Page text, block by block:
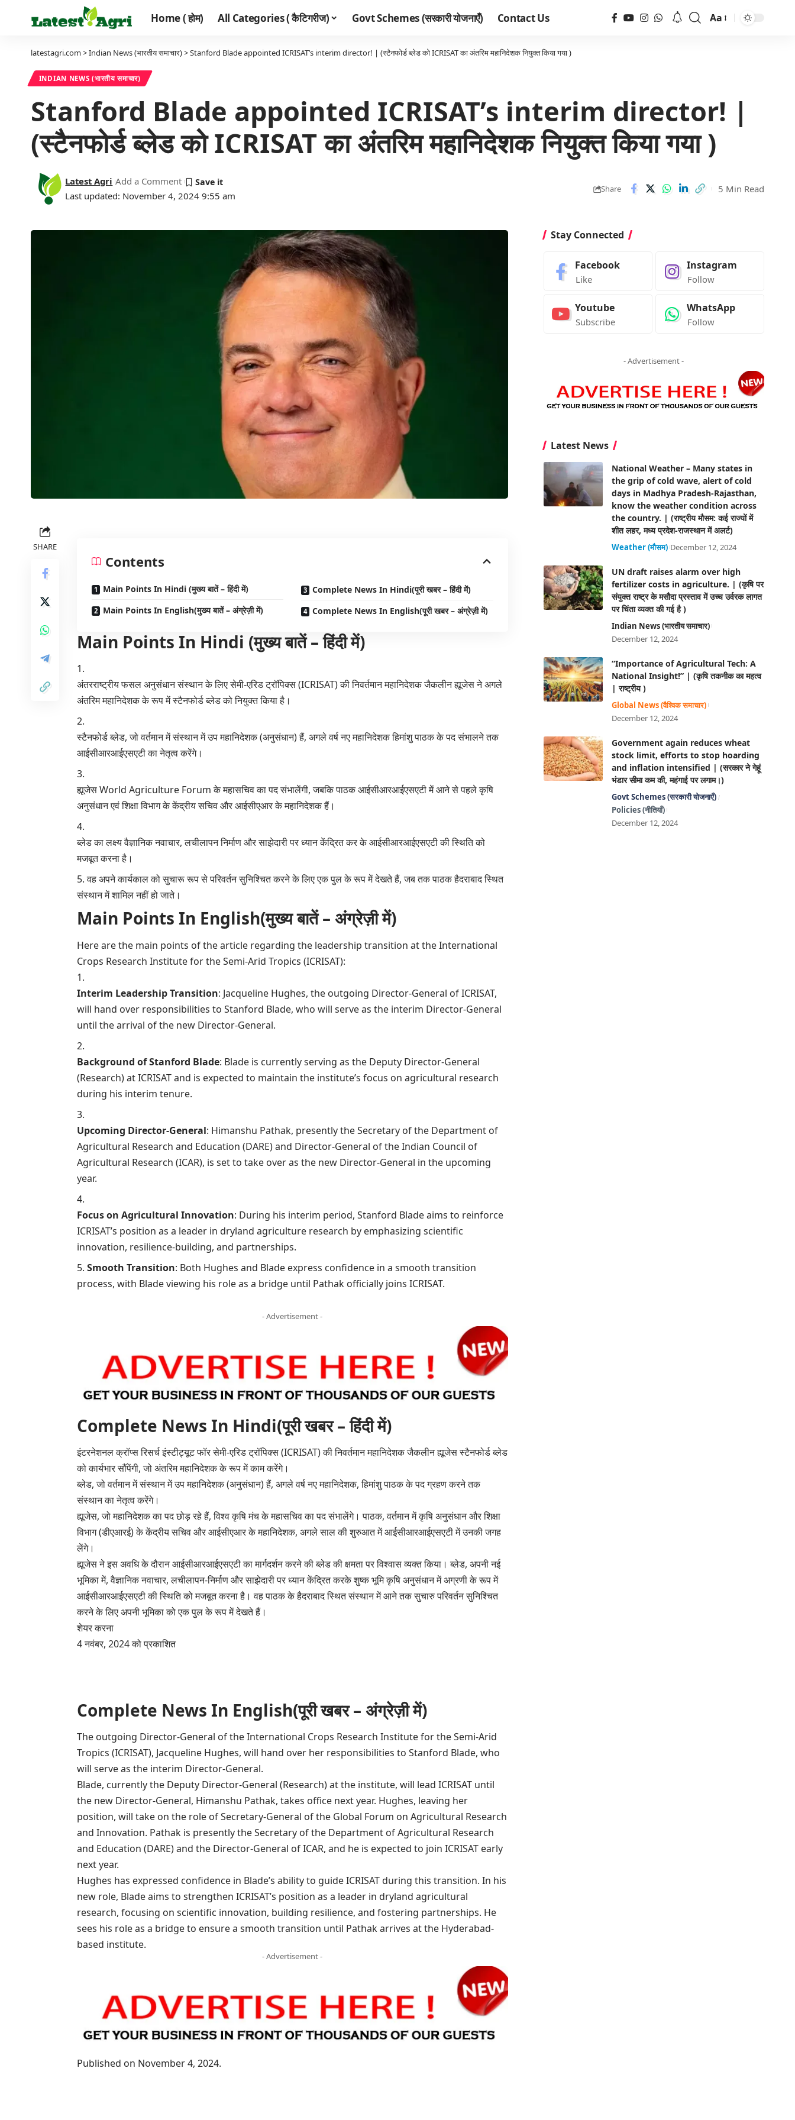
Home ( होम) All Categories ( कैटिगरीज) Govt Schemes (सरकारी योजनाएँ) Contact Us Aa
latestagri.com>Indian News (भारतीय समाचार)>Stanford Blade appointed ICRISAT’s interim director! | (स्टैनफोर्ड ब्लेड को ICRISAT का अंतरिम महानिदेशक नियुक्त किया गया )
INDIAN NEWS (भारतीय समाचार)
Stanford Blade appointed ICRISAT’s interim director! |
(स्टैनफोर्ड ब्लेड को ICRISAT का अंतरिम महानिदेशक नियुक्त किया गया )
Last updated: November 4, 2024 9:55 am
Latest Agri Add a Comment
Share 5 Min Read
SHARE
Contents
Main Points In Hindi (मुख्य बातें – हिंदी में)
Main Points In English(मुख्य बातें – अंग्रेज़ी में)
Complete News In Hindi(पूरी खबर – हिंदी में)
Complete News In English(पूरी खबर – अंग्रेज़ी में)
Main Points In Hindi (मुख्य बातें – हिंदी में)
अंतरराष्ट्रीय फसल अनुसंधान संस्थान के लिए सेमी-एरिड ट्रॉपिक्स (ICRISAT) की निवर्तमान महानिदेशक जैकलीन ह्यूजेस ने अगले
अंतरिम महानिदेशक के रूप में स्टैनफोर्ड ब्लेड को नियुक्त किया है।
स्टैनफोर्ड ब्लेड, जो वर्तमान में संस्थान में उप महानिदेशक (अनुसंधान) हैं, अगले वर्ष नए महानिदेशक हिमांशु पाठक के पद संभालने तक
आईसीआरआईएसएटी का नेतृत्व करेंगे।
ह्यूजेस World Agriculture Forum के महासचिव का पद संभालेंगी, जबकि पाठक आईसीआरआईएसएटी में आने से पहले कृषि
अनुसंधान एवं शिक्षा विभाग के केंद्रीय सचिव और आईसीएआर के महानिदेशक हैं।
ब्लेड का लक्ष्य वैज्ञानिक नवाचार, लचीलापन निर्माण और साझेदारी पर ध्यान केंद्रित कर के आईसीआरआईएसएटी की स्थिति को
मजबूत करना है।
वह अपने कार्यकाल को सुचारू रूप से परिवर्तन सुनिश्चित करने के लिए एक पुल के रूप में देखते हैं, जब तक पाठक हैदराबाद स्थित
संस्थान में शामिल नहीं हो जाते।
Main Points In English(मुख्य बातें – अंग्रेज़ी में)
Here are the main points of the article regarding the leadership transition at the International
Crops Research Institute for the Semi-Arid Tropics (ICRISAT):
Interim Leadership Transition: Jacqueline Hughes, the outgoing Director-General of ICRISAT,
will hand over responsibilities to Stanford Blade, who will serve as the interim Director-General
until the arrival of the new Director-General.
Background of Stanford Blade: Blade is currently serving as the Deputy Director-General
(Research) at ICRISAT and is expected to maintain the institute’s focus on agricultural research
during his interim tenure.
Upcoming Director-General: Himanshu Pathak, presently the Secretary of the Department of
Agricultural Research and Education (DARE) and Director-General of the Indian Council of
Agricultural Research (ICAR), is set to take over as the new Director-General in the upcoming
year.
Focus on Agricultural Innovation: During his interim period, Stanford Blade aims to reinforce
ICRISAT’s position as a leader in dryland agriculture research by emphasizing scientific
innovation, resilience-building, and partnerships.
Smooth Transition: Both Hughes and Blade express confidence in a smooth transition
process, with Blade viewing his role as a bridge until Pathak officially joins ICRISAT.
- Advertisement -
Complete News In Hindi(पूरी खबर – हिंदी में)
इंटरनेशनल क्रॉप्स रिसर्च इंस्टीट्यूट फॉर सेमी-एरिड ट्रॉपिक्स (ICRISAT) की निवर्तमान महानिदेशक जैकलीन ह्यूजेस स्टैनफोर्ड ब्लेड
को कार्यभार सौंपेंगी, जो अंतरिम महानिदेशक के रूप में काम करेंगे।
ब्लेड, जो वर्तमान में संस्थान में उप महानिदेशक (अनुसंधान) हैं, अगले वर्ष नए महानिदेशक, हिमांशु पाठक के पद ग्रहण करने तक
संस्थान का नेतृत्व करेंगे।
ह्यूजेस, जो महानिदेशक का पद छोड़ रहे हैं, विश्व कृषि मंच के महासचिव का पद संभालेंगे। पाठक, वर्तमान में कृषि अनुसंधान और शिक्षा
विभाग (डीएआरई) के केंद्रीय सचिव और आईसीएआर के महानिदेशक, अगले साल की शुरुआत में आईसीआरआईएसएटी में उनकी जगह
लेंगे।
ह्यूजेस ने इस अवधि के दौरान आईसीआरआईएसएटी का मार्गदर्शन करने की ब्लेड की क्षमता पर विश्वास व्यक्त किया। ब्लेड, अपनी नई
भूमिका में, वैज्ञानिक नवाचार, लचीलापन-निर्माण और साझेदारी पर ध्यान केंद्रित करके शुष्क भूमि कृषि अनुसंधान में अग्रणी के रूप में
आईसीआरआईएसएटी की स्थिति को मजबूत करना है। वह पाठक के हैदराबाद स्थित संस्थान में आने तक सुचारु परिवर्तन सुनिश्चित
करने के लिए अपनी भूमिका को एक पुल के रूप में देखते हैं।
शेयर करना
4 नवंबर, 2024 को प्रकाशित
Complete News In English(पूरी खबर – अंग्रेज़ी में)
The outgoing Director-General of the International Crops Research Institute for the Semi-Arid
Tropics (ICRISAT), Jacqueline Hughes, will hand over her responsibilities to Stanford Blade, who
will serve as the interim Director-General.
Blade, currently the Deputy Director-General (Research) at the institute, will lead ICRISAT until
the new Director-General, Himanshu Pathak, takes office next year. Hughes, leaving her
position, will take on the role of Secretary-General of the Global Forum on Agricultural Research
and Innovation. Pathak is presently the Secretary of the Department of Agricultural Research
and Education (DARE) and the Director-General of ICAR, and he is expected to join ICRISAT early
next year.
Hughes has expressed confidence in Blade’s ability to guide ICRISAT during this transition. In his
new role, Blade aims to strengthen ICRISAT’s position as a leader in dryland agricultural
research, focusing on scientific innovation, building resilience, and fostering partnerships. He
sees his role as a bridge to ensure a smooth transition until Pathak arrives at the Hyderabad-
based institute.
- Advertisement -
Published on November 4, 2024.
Stay Connected
Facebook
Like
Instagram
Follow
Youtube
Subscribe
WhatsApp
Follow
- Advertisement -
Latest News
National Weather – Many states in
the grip of cold wave, alert of cold
days in Madhya Pradesh-Rajasthan,
know the weather condition across
the country. | (राष्ट्रीय मौसम: कई राज्यों में
शीत लहर, मध्य प्रदेश-राजस्थान में अलर्ट)
Weather (मौसम) December 12, 2024
UN draft raises alarm over high
fertilizer costs in agriculture. | (कृषि पर
संयुक्त राष्ट्र के मसौदा प्रस्ताव में उच्च उर्वरक लागत
पर चिंता व्यक्त की गई है )
Indian News (भारतीय समाचार)
December 12, 2024
“Importance of Agricultural Tech: A
National Insight!” | (कृषि तकनीक का महत्व
| राष्ट्रीय )
Global News (वैश्विक समाचार)
December 12, 2024
Government again reduces wheat
stock limit, efforts to stop hoarding
and inflation intensified | (सरकार ने गेहूं
भंडार सीमा कम की, महंगाई पर लगाम।)
Govt Schemes (सरकारी योजनाएँ)
Policies (नीतियाँ)
December 12, 2024